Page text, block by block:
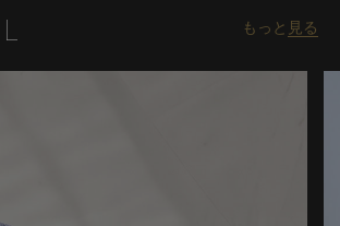
もっと 見る